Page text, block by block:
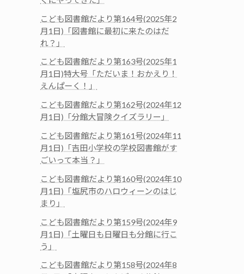
こども図書館だより第164号(2025年2
月1日)「図書館に最初に来たのはだ
れ？」
こども図書館だより第163号(2025年1
月1日)特大号「ただいま！おかえり！
えんぱーく！」
こども図書館だより第162号(2024年12
月1日)「分館大冒険クイズラリー」
こども図書館だより第161号(2024年11
月1日)「吉田小学校の学校図書館がす
ごいって本当？」
こども図書館だより第160号(2024年10
月1日)「塩尻市のハロウィーンのはじ
まり」
こども図書館だより第159号(2024年9
月1日)「土曜日も日曜日も分館に行こ
う」
こども図書館だより第158号(2024年8